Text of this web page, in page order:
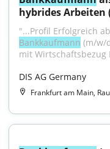
hybrides Arbeiten
Bankkaufmann (m/w/
mit Wirtschaftsbezug
DIS AG Germany
Frankfurt am Main,